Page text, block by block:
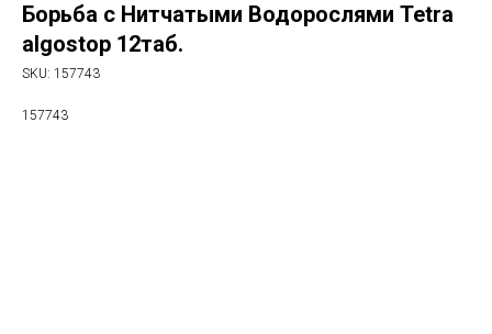
Борьба с Нитчатыми Водорослями Tetra
algostop 12таб.
SKU: 157743
157743